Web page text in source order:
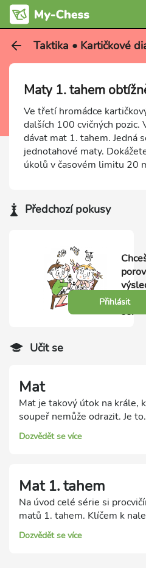
Taktika • Kartičkové
Maty 1. tahem
Ve třetí hromádce
dalších 100 cvičných pozic.
dávat mat 1. tahem. Jedná
jednotahové maty.
úkolů v časovém limitu 20
Předchozí pokusy
přihlas
se.
Přihlásit
Učit se
Mat
Mat je takový útok na krále,
soupeř nemůže odrazit. Je to
nejdůležitější okamžik v
Hráč, který dá soupeři mat,
Dozvědět se více
Mat 1. tahem
Na úvod celé série si
matů 1. tahem. Klíčem k
je odhalení slabosti
kterého směru a na kterých
Dozvědět se více